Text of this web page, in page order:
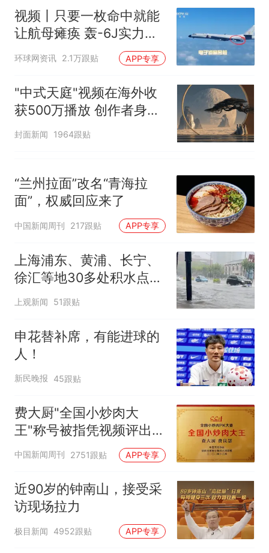
视频丨只要一枚命中就能
让航母瘫痪 轰-6J实力有
多强？
环球网资讯 2.1万跟贴 APP专享
"中式天庭"视频在海外收
获500万播放 创作者身份
披露
封面新闻 1964跟贴
“兰州拉面”改名“青海拉
面”，权威回应来了
中国新闻周刊 217跟贴 APP专享
上海浦东、黄浦、长宁、
徐汇等地30多处积水点正
在抢排
上观新闻 51跟贴
申花替补席，有能进球的
人！
新民晚报 45跟贴
费大厨"全国小炒肉大
王"称号被指凭视频评出
官方回应
中国新闻周刊 2751跟贴 APP专享
近90岁的钟南山，接受采
访现场拉力
极目新闻 4952跟贴 APP专享